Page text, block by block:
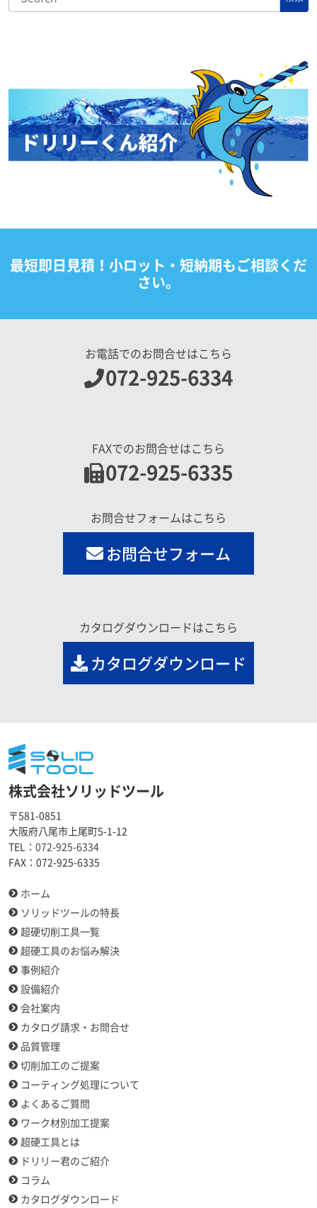
最短即日見積！小ロット・短納期もご相談くだ
さい。
お電話でのお問合せはこちら
072-925-6334
FAXでのお問合せはこちら
072-925-6335
お問合せフォームはこちら
お問合せフォーム
カタログダウンロードはこちら
カタログダウンロード
株式会社ソリッドツール
〒581-0851
大阪府八尾市上尾町5-1-12
TEL： 072-925-6334
FAX： 072-925-6335
ホーム
ソリッドツールの特長
超硬切削工具一覧
超硬工具のお悩み解決
事例紹介
設備紹介
会社案内
カタログ請求・お問合せ
品質管理
切削加工のご提案
コーティング処理について
よくあるご質問
ワーク材別加工提案
超硬工具とは
ドリリー君のご紹介
コラム
カタログダウンロード